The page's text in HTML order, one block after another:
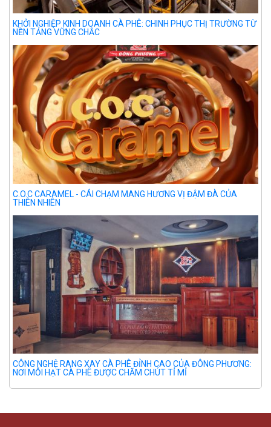
KHỞI NGHIỆP KINH DOANH CÀ PHÊ: CHINH PHỤC THỊ TRƯỜNG TỪ
NỀN TẢNG VỮNG CHẮC
C.O.C CARAMEL - CÁI CHẠM MANG HƯƠNG VỊ ĐẬM ĐÀ CỦA
THIÊN NHIÊN
CÔNG NGHỆ RANG XAY CÀ PHÊ ĐỈNH CAO CỦA ĐÔNG PHƯƠNG:
NƠI MỖI HẠT CÀ PHÊ ĐƯỢC CHĂM CHÚT TỈ MỈ